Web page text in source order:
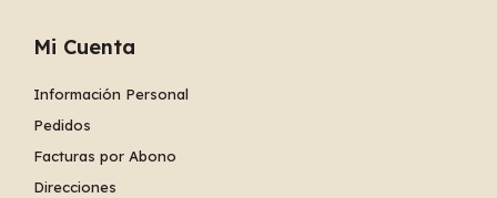
Mi Cuenta
Información Personal
Pedidos
Facturas por Abono
Direcciones